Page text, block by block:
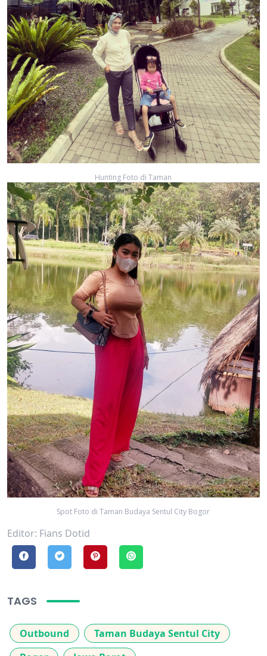
Hunting Foto di Taman
Spot Foto di Taman Budaya Sentul City Bogor
Editor: Fians Dotid
TAGS
Outbound
Taman Budaya Sentul City